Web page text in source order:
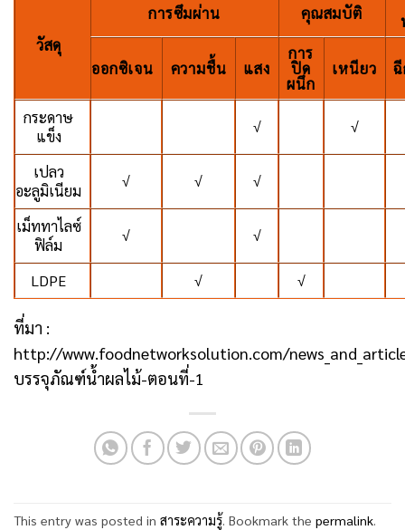
วัสดุ
การซึมผ่าน คุณสมบัติ
ออกซิเจน ความชื้น แสง
การ
ปิด
ผนึก
เหนียว
กระดาษ
แข็ง
√ √
เปลว
อะลูมิเนียม
√ √ √
เม็ททาไลซ์
ฟิล์ม
√ √
LDPE √ √
ที่มา :
http://www.foodnetworksolution.com/
บรรจุภัณฑ์น้ำผลไม้-ตอนที่-1
This entry was posted in สาระความรู้. Bookmark the permalink.